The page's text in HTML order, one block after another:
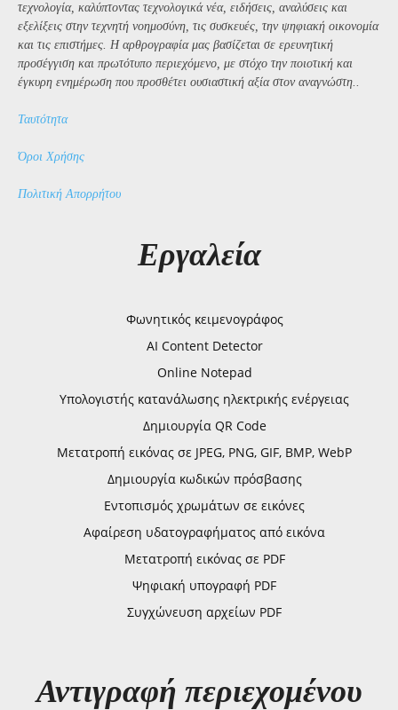
τεχνολογία, καλύπτοντας τεχνολογικά νέα, ειδήσεις, αναλύσεις και
εξελίξεις στην τεχνητή νοημοσύνη, τις συσκευές, την ψηφιακή οικονομία
και τις επιστήμες. Η αρθρογραφία μας βασίζεται σε ερευνητική
προσέγγιση και πρωτότυπο περιεχόμενο, με στόχο την ποιοτική και
έγκυρη ενημέρωση που προσθέτει ουσιαστική αξία στον αναγνώστη..
Ταυτότητα
Όροι Χρήσης
Πολιτική Απορρήτου
Εργαλεία
Φωνητικός κειμενογράφος
AI Content Detector
Online Notepad
Υπολογιστής κατανάλωσης ηλεκτρικής ενέργειας
Δημιουργία QR Code
Μετατροπή εικόνας σε JPEG, PNG, GIF, BMP, WebP
Δημιουργία κωδικών πρόσβασης
Εντοπισμός χρωμάτων σε εικόνες
Αφαίρεση υδατογραφήματος από εικόνα
Μετατροπή εικόνας σε PDF
Ψηφιακή υπογραφή PDF
Συγχώνευση αρχείων PDF
Αντιγραφή περιεχομένου